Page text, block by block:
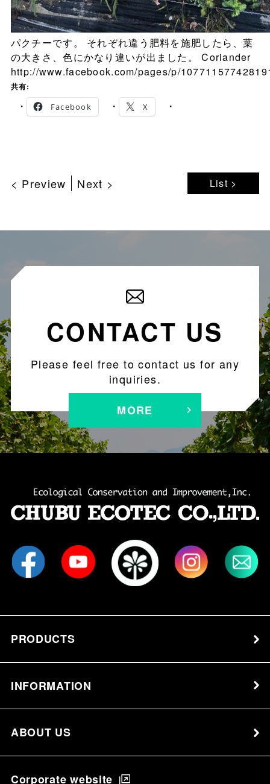
パクチーです。 それぞれ違う肥料を施肥したら、葉
の大きさ、色にかなり違いが出ました。 Coriander
http://www.facebook.com/pages/p/
共有:
Facebook
X
< Preview Next > List >
CONTACT US
Please feel free to contact us for any
inquiries.
MORE
PRODUCTS
INFORMATION
ABOUT US
Corporate website